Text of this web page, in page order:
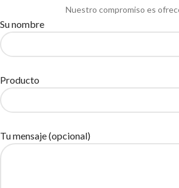
Nuestro compromiso es
Su nombre
Producto
Tu mensaje (opcional)